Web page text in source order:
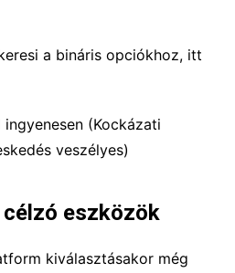
a bináris opciókhoz, itt
(Kockázati
veszélyes)
eszközök
kiválasztásakor még